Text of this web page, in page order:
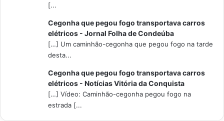
[...
Cegonha que pegou fogo transportava carros
elétricos - Jornal Folha de Condeúba
[…] Um caminhão-cegonha que pegou fogo na tarde
desta...
Cegonha que pegou fogo transportava carros
elétricos - Notícias Vitória da Conquista
[…] Vídeo: Caminhão-cegonha pegou fogo na
estrada [...